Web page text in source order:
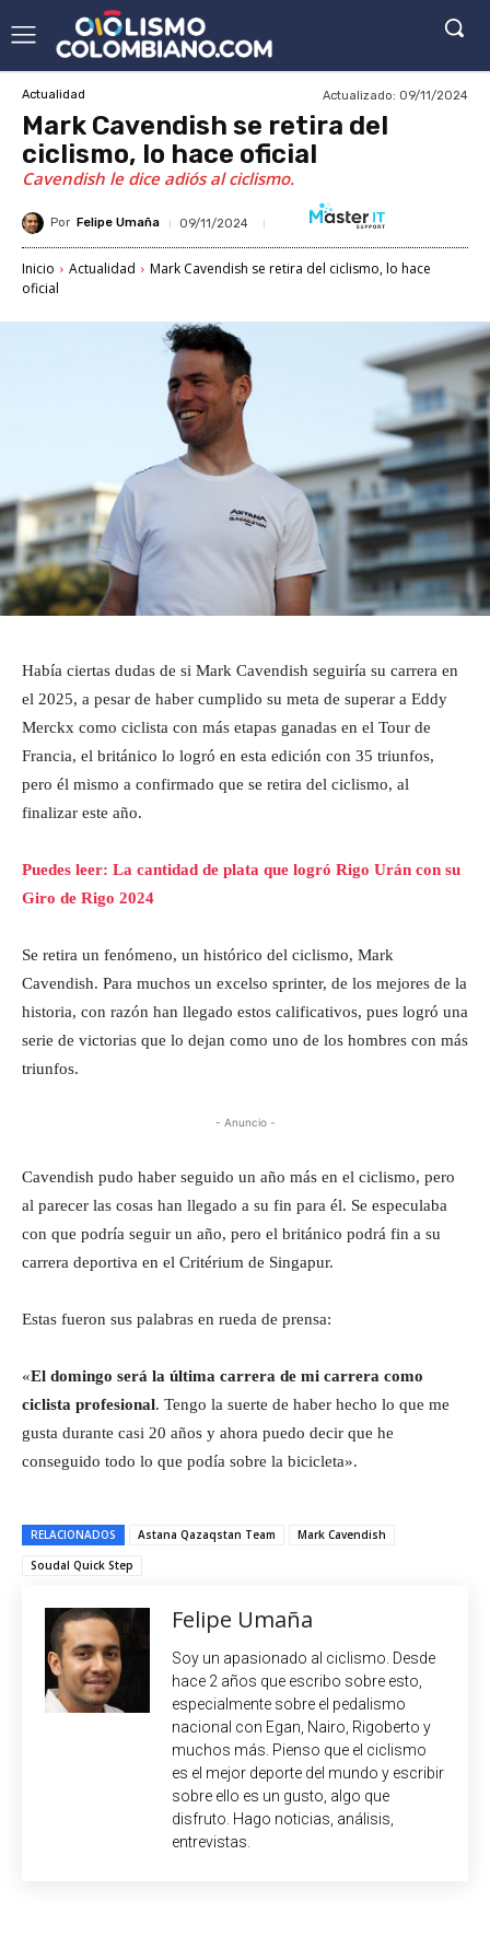
Actualidad Actualizado: 09/11/2024
Mark Cavendish se retira del
ciclismo, lo hace oficial
Cavendish le dice adiós al ciclismo.
Por Felipe Umaña 09/11/2024
Inicio Actualidad
Mark Cavendish se retira del ciclismo, lo hace
oficial
Había ciertas dudas de si Mark Cavendish seguiría su carrera en
el 2025, a pesar de haber cumplido su meta de superar a Eddy
Merckx como ciclista con más etapas ganadas en el Tour de
Francia, el británico lo logró en esta edición con 35 triunfos,
pero él mismo a confirmado que se retira del ciclismo, al
finalizar este año.
Puedes leer: La cantidad de plata que logró Rigo Urán con su
Giro de Rigo 2024
Se retira un fenómeno, un histórico del ciclismo, Mark
Cavendish. Para muchos un excelso sprinter, de los mejores de la
historia, con razón han llegado estos calificativos, pues logró una
serie de victorias que lo dejan como uno de los hombres con más
triunfos.
- Anuncio -
Cavendish pudo haber seguido un año más en el ciclismo, pero
al parecer las cosas han llegado a su fin para él. Se especulaba
con que podría seguir un año, pero el británico podrá fin a su
carrera deportiva en el Critérium de Singapur.
Estas fueron sus palabras en rueda de prensa:
«El domingo será la última carrera de mi carrera como
ciclista profesional. Tengo la suerte de haber hecho lo que me
gusta durante casi 20 años y ahora puedo decir que he
conseguido todo lo que podía sobre la bicicleta».
RELACIONADOS Astana Qazaqstan Team
Mark Cavendish
Soudal Quick Step
Felipe Umaña
Soy un apasionado al ciclismo. Desde
hace 2 años que escribo sobre esto,
especialmente sobre el pedalismo
nacional con Egan, Nairo, Rigoberto y
muchos más. Pienso que el ciclismo
es el mejor deporte del mundo y escribir
sobre ello es un gusto, algo que
disfruto. Hago noticias, análisis,
entrevistas.